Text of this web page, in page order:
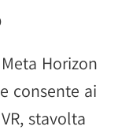
Horizon
consente ai
stavolta